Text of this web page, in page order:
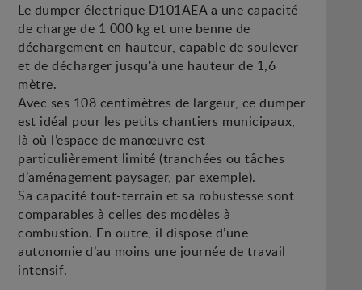
Le dumper électrique D101AEA a une capacité
de charge de 1 000 kg et une benne de
déchargement en hauteur, capable de soulever
et de décharger jusqu'à une hauteur de 1,6
mètre.
Avec ses 108 centimètres de largeur, ce dumper
est idéal pour les petits chantiers municipaux,
là où l’espace de manœuvre est
particulièrement limité (tranchées ou tâches
d’aménagement paysager, par exemple).
Sa capacité tout-terrain et sa robustesse sont
comparables à celles des modèles à
combustion. En outre, il dispose d’une
autonomie d’au moins une journée de travail
intensif.